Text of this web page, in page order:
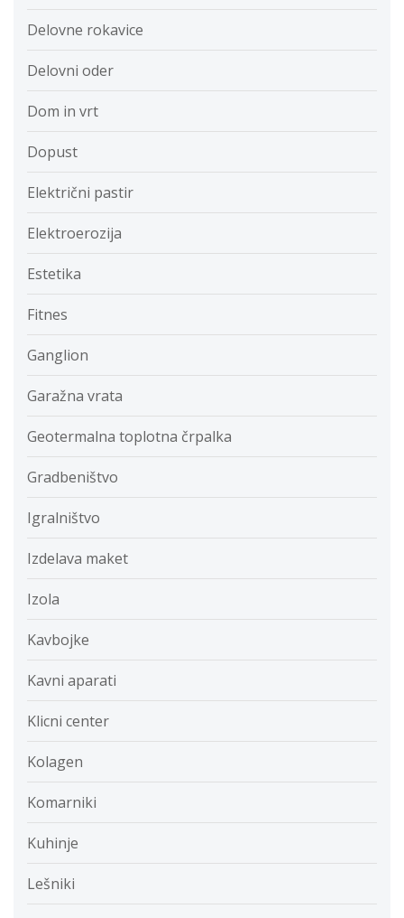
Delovne rokavice
Delovni oder
Dom in vrt
Dopust
Električni pastir
Elektroerozija
Estetika
Fitnes
Ganglion
Garažna vrata
Geotermalna toplotna črpalka
Gradbeništvo
Igralništvo
Izdelava maket
Izola
Kavbojke
Kavni aparati
Klicni center
Kolagen
Komarniki
Kuhinje
Lešniki